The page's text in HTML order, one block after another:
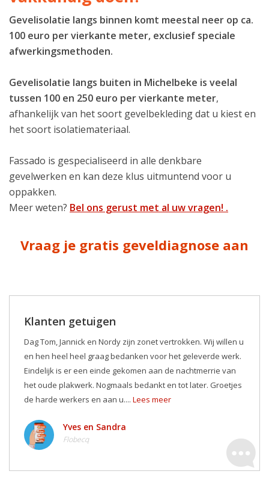
Gevelisolatie langs binnen komt meestal neer op ca.
100 euro per vierkante meter, exclusief speciale
afwerkingsmethoden.
Gevelisolatie langs buiten in Michelbeke is veelal
tussen 100 en 250 euro per vierkante meter,
afhankelijk van het soort gevelbekleding dat u kiest en
het soort isolatiemateriaal.
Fassado is gespecialiseerd in alle denkbare
gevelwerken en kan deze klus uitmuntend voor u
oppakken.
Meer weten? Bel ons gerust met al uw vragen! .
Vraag je gratis geveldiagnose aan
Klanten getuigen
Dag Tom, Jannick en Nordy zijn zonet vertrokken. Wij willen u
en hen heel heel graag bedanken voor het geleverde werk.
Eindelijk is er een einde gekomen aan de nachtmerrie van
het oude plakwerk. Nogmaals bedankt en tot later. Groetjes
de harde werkers en aan u.... Lees meer
Yves en Sandra
Flobecq